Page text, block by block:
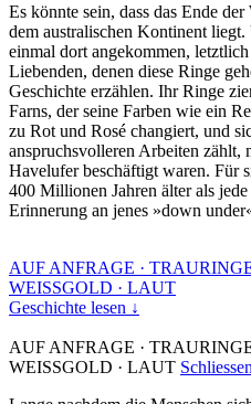
Es könnte sein, dass das Ende
dem australischen Kontinent liegt.
einmal dort angekommen,
Liebenden, denen diese Ringe
Geschichte erzählen. Ihr Ringe
Farns, der seine Farben wie ein
zu Rot und Rosé changiert, und
anspruchsvolleren Arbeiten
Havelufer beschäftigt waren. Für
400 Millionen Jahren älter als
Erinnerung an jenes »down
AUF ANFRAGE ·
WEISSGOLD · LAUT
Geschichte lesen ↓
AUF ANFRAGE ·
WEISSGOLD · LAUT